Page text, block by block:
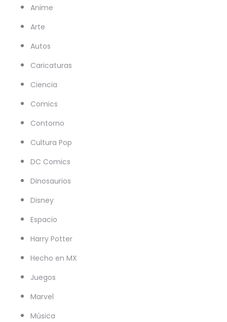
Anime
Arte
Autos
Caricaturas
Ciencia
Comics
Contorno
Cultura Pop
DC Comics
Dinosaurios
Disney
Espacio
Harry Potter
Hecho en MX
Juegos
Marvel
Música